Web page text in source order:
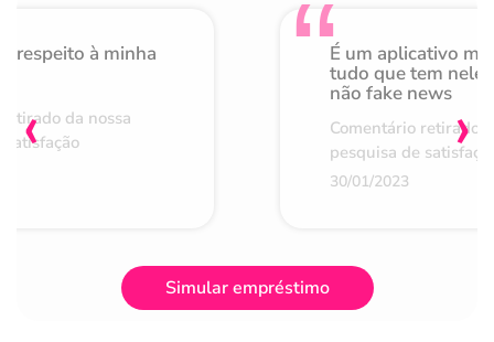
respeito à minha
da nossa
É um aplicativo
tudo que tem nele
não fake news
Comentário retirado
pesquisa de
30/01/2023
‹ ›
Simular empréstimo